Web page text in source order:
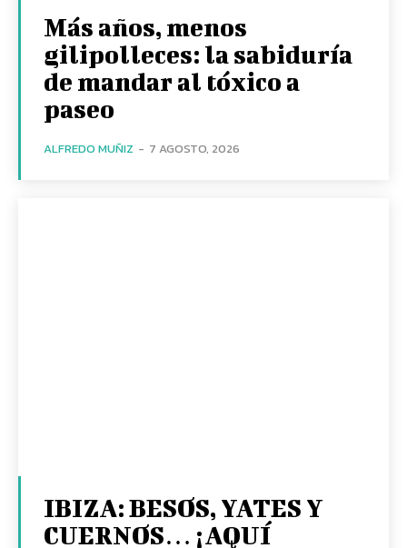
Más años, menos
gilipolleces: la sabiduría
de mandar al tóxico a
paseo
ALFREDO MUÑIZ - 7 AGOSTO, 2026
IBIZA: BESOS, YATES Y
CUERNOS… ¡AQUÍ